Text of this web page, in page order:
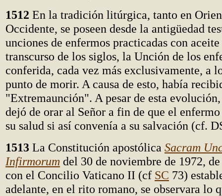
1512 En la tradición litúrgica, tanto en
Occidente, se poseen desde la antigüedad
unciones de enfermos practicadas con
transcurso de los siglos, la Unción de los
conferida, cada vez más exclusivamente, a
punto de morir. A causa de esto, había
"Extremaunción". A pesar de esta
dejó de orar al Señor a fin de que el
su salud si así convenía a su salvación (cf.
1513 La Constitución apostólica Sacram
Infirmorum del 30 de noviembre de 1972,
con el Concilio Vaticano II (cf SC 73)
adelante, en el rito romano, se observara lo